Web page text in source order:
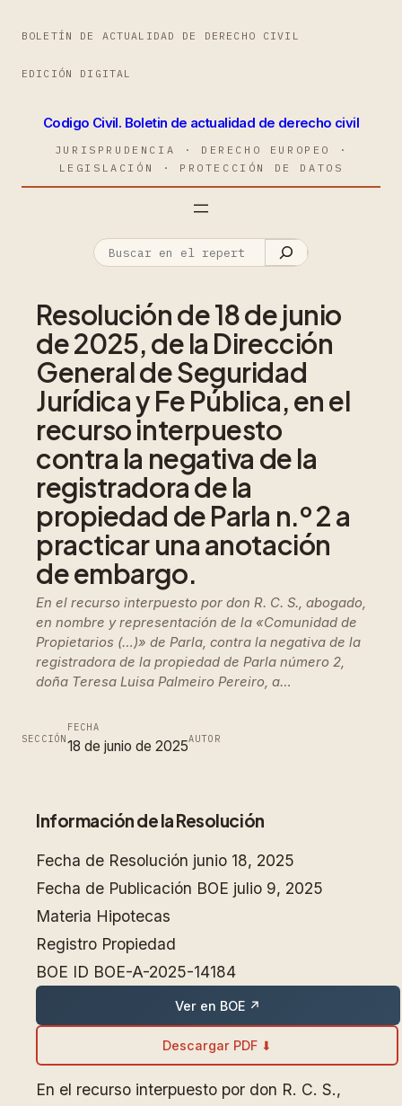
BOLETÍN DE ACTUALIDAD DE DERECHO CIVIL
EDICIÓN DIGITAL
Codigo Civil. Boletin de actualidad de derecho civil
JURISPRUDENCIA · DERECHO EUROPEO ·
LEGISLACIÓN · PROTECCIÓN DE DATOS
Resolución de 18 de junio
de 2025, de la Dirección
General de Seguridad
Jurídica y Fe Pública, en el
recurso interpuesto
contra la negativa de la
registradora de la
propiedad de Parla n.º 2 a
practicar una anotación
de embargo.
En el recurso interpuesto por don R. C. S., abogado,
en nombre y representación de la «Comunidad de
Propietarios (…)» de Parla, contra la negativa de la
registradora de la propiedad de Parla número 2,
doña Teresa Luisa Palmeiro Pereiro, a…
SECCIÓN
FECHA
18 de junio de 2025AUTOR
Información de la Resolución
Fecha de Resolución junio 18, 2025
Fecha de Publicación BOE julio 9, 2025
Materia Hipotecas
Registro Propiedad
BOE ID BOE-A-2025-14184
Ver en BOE ↗
Descargar PDF ⬇
En el recurso interpuesto por don R. C. S.,